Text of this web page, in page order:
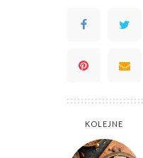
KOLEJNE